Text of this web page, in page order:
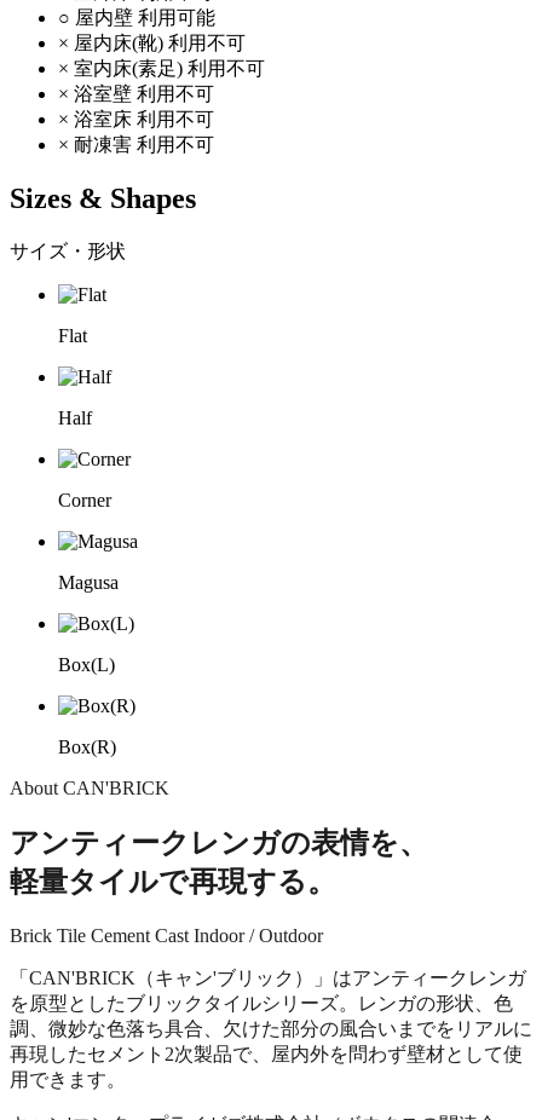
○ 屋内壁 利用可能
× 屋内床(靴) 利用不可
× 室内床(素足) 利用不可
× 浴室壁 利用不可
× 浴室床 利用不可
× 耐凍害 利用不可
Sizes & Shapes
サイズ・形状
Flat
Half
Corner
Magusa
Box(L)
Box(R)
About CAN'BRICK
アンティークレンガの表情を、
軽量タイルで再現する。
Brick Tile Cement Cast Indoor / Outdoor
「CAN'BRICK（キャン'ブリック）」はアンティークレンガ
を原型としたブリックタイルシリーズ。レンガの形状、色
調、微妙な色落ち具合、欠けた部分の風合いまでをリアルに
再現したセメント2次製品で、屋内外を問わず壁材として使
用できます。